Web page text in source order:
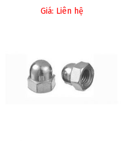
Giá: Liên hệ